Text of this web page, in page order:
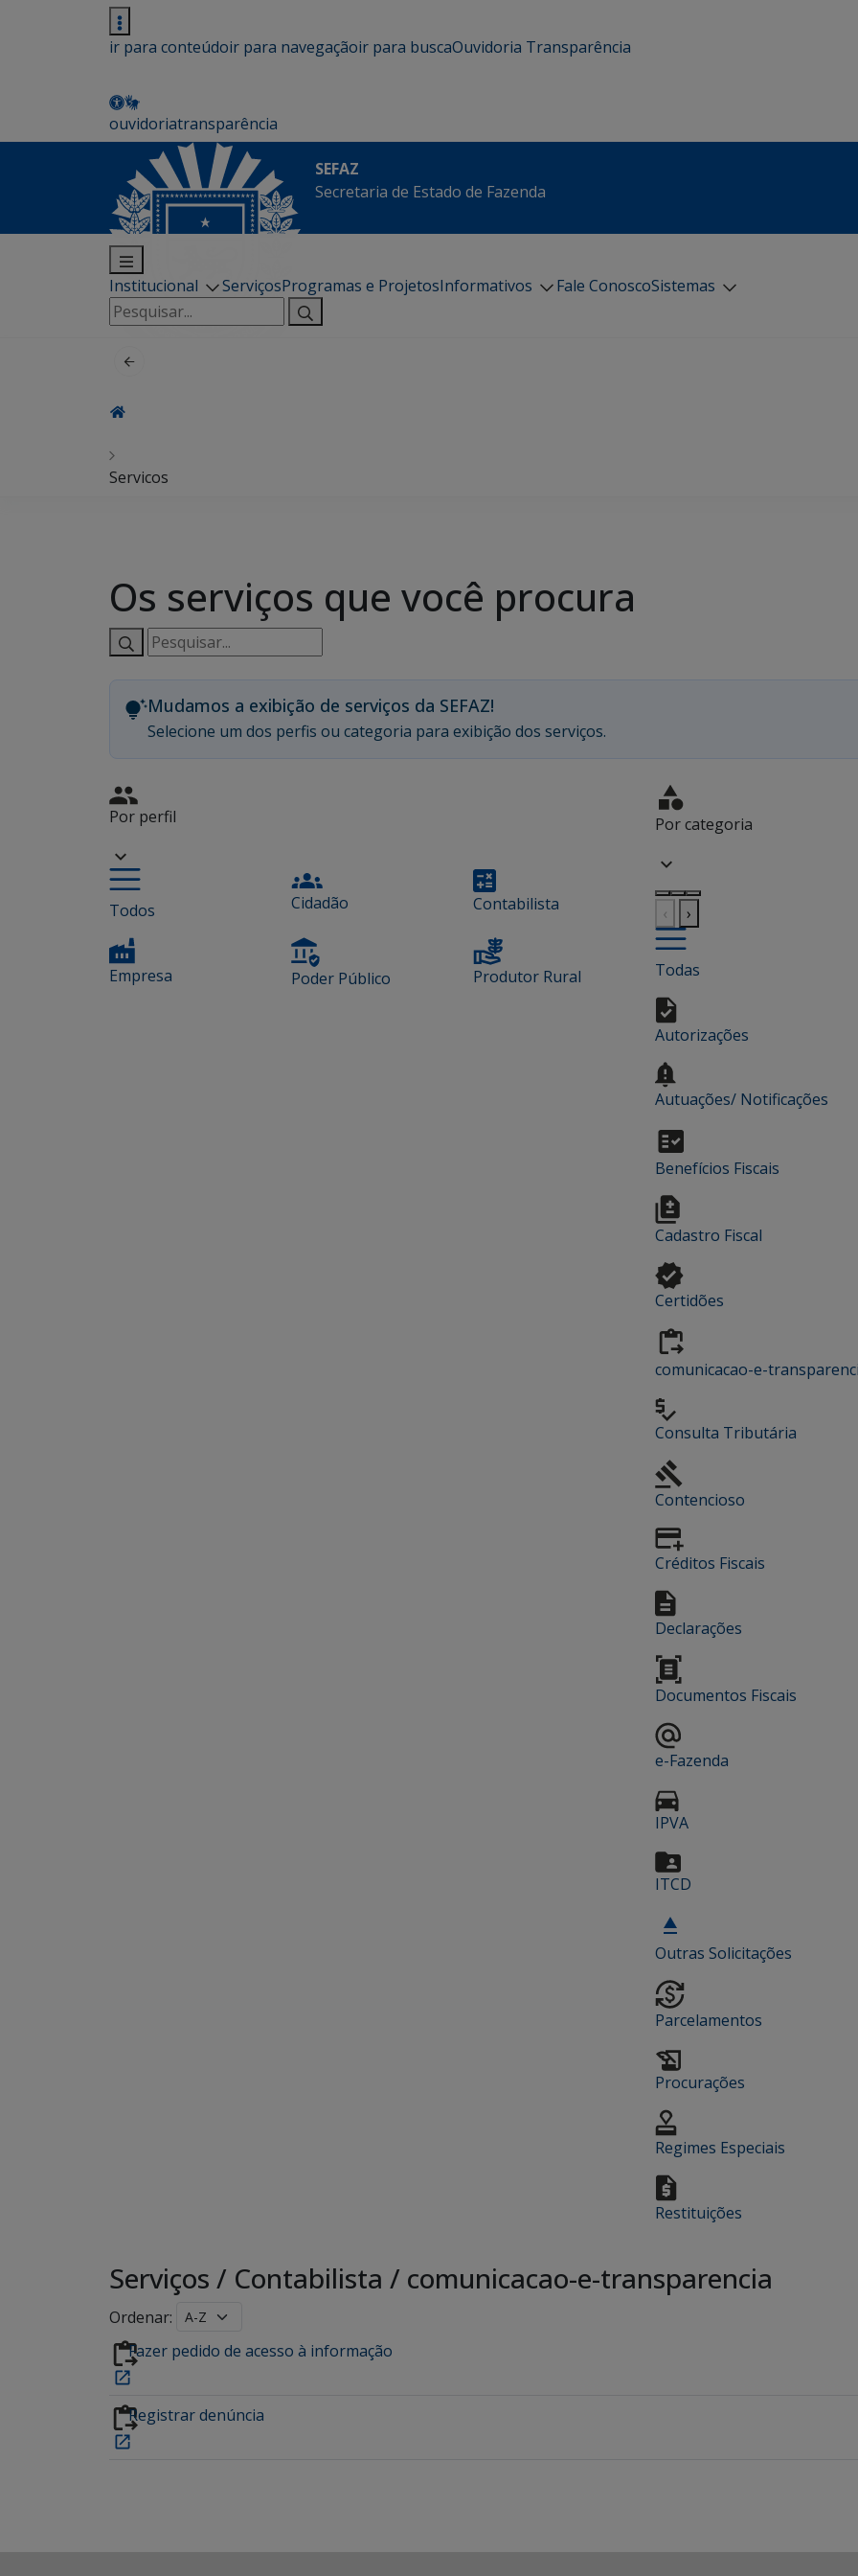
ir para conteúdoir para navegaçãoir para buscaOuvidoria Transparência
ouvidoriatransparência
SEFAZ
Secretaria de Estado de Fazenda
Institucional ServiçosProgramas e ProjetosInformativos Fale ConoscoSistemas
Pesquisar
por:
Servicos
Os serviços que você procura
Pesquisar
serviços:
Mudamos a exibição de serviços da SEFAZ!
Selecione um dos perfis ou categoria para exibição dos serviços.
Por perfil
Todos Cidadão Contabilista
Empresa Poder Público Produtor Rural
Por categoria
‹ ›
Todas
Autorizações
Autuações/ Notificações
Benefícios Fiscais
Cadastro Fiscal
Certidões
comunicacao-e-
Consulta Tributária
Contencioso
Créditos Fiscais
Declarações
Documentos Fiscais
e-Fazenda
IPVA
ITCD
Outras Solicitações
Parcelamentos
Procurações
Regimes Especiais
Restituições
Serviços / Contabilista / comunicacao-e-transparencia
Ordenar:
Fazer pedido de acesso à informação
Registrar denúncia